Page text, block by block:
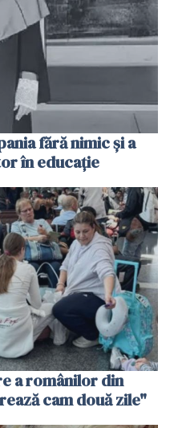
fără nimic și a
în educație
a românilor din
cam două zile"